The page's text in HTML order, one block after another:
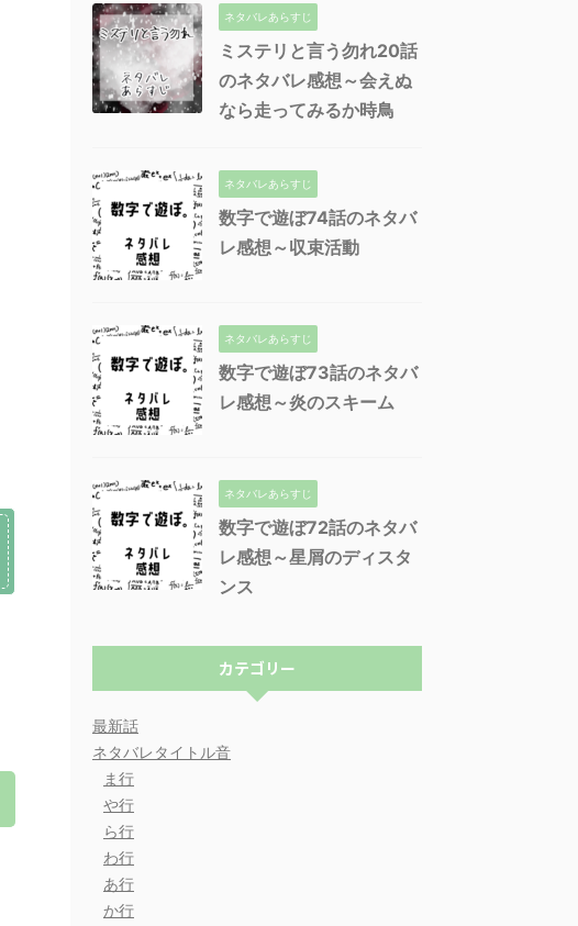
ネタバレあらすじ
ミステリと言う勿れ20話
のネタバレ感想～会えぬ
なら走ってみるか時鳥
ネタバレあらすじ
数字で遊ぼ74話のネタバ
レ感想～収束活動
ネタバレあらすじ
数字で遊ぼ73話のネタバ
レ感想～炎のスキーム
ネタバレあらすじ
数字で遊ぼ72話のネタバ
レ感想～星屑のディスタ
ンス
カテゴリー
最新話
ネタバレタイトル音
ま行
や行
ら行
わ行
あ行
か行